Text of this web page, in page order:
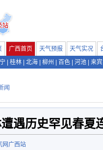
广西首页 天气预报 天气实况
桂林 北海 柳州 百色 河池 来宾
闻
遭遇历史罕见春夏
网广西站